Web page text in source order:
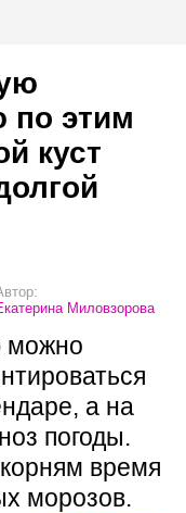
по этим
куст
Миловзорова
можно
а на
погоды.
время
морозов.